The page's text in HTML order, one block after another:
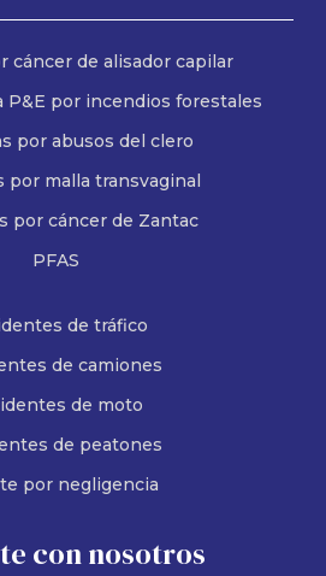
cáncer de alisador capilar
P&E por incendios forestales
por abusos del clero
por malla transvaginal
por cáncer de Zantac
PFAS
de tráfico
de camiones
de moto
de peatones
por negligencia
con nosotros